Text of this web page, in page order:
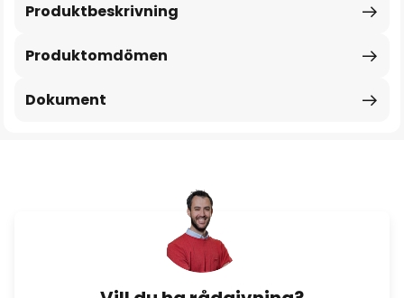
Produktbeskrivning
Produktomdömen
Dokument